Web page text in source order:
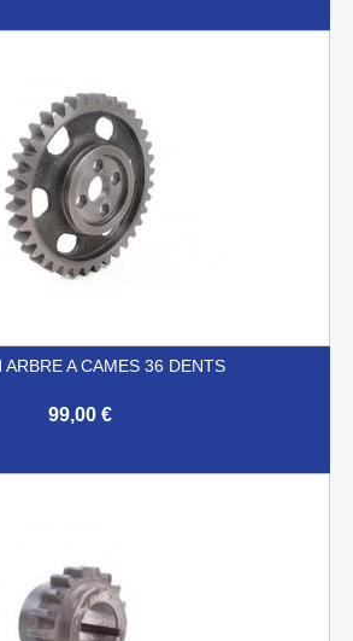
ARBRE A CAMES 36 DENTS
99,00 €